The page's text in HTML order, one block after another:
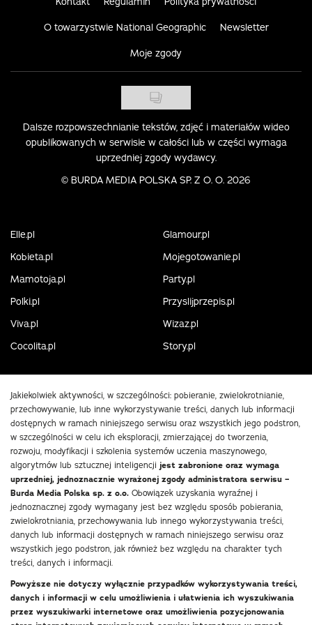
O towarzystwie National Geographic Newsletter
Moje zgody
Dalsze rozpowszechnianie tekstów, zdjęć i materiałów wideo
opublikowanych w serwisie w całości lub w części wymaga
uprzedniej zgody wydawcy.
© BURDA MEDIA POLSKA SP. Z O. O. 2026
Elle.pl
Glamour.pl
Kobieta.pl
Mojegotowanie.pl
Mamotoja.pl
Party.pl
Polki.pl
Przyslijprzepis.pl
Viva.pl
Wizaz.pl
Cocolita.pl
Story.pl
Jakiekolwiek aktywności, w szczególności: pobieranie, zwielokrotnianie,
przechowywanie, lub inne wykorzystywanie treści, danych lub informacji
dostępnych w ramach niniejszego serwisu oraz wszystkich jego podstron,
w szczególności w celu ich eksploracji, zmierzającej do tworzenia,
rozwoju, modyfikacji i szkolenia systemów uczenia maszynowego,
algorytmów lub sztucznej inteligencji jest zabronione oraz wymaga
uprzedniej, jednoznacznie wyrażonej zgody administratora serwisu –
Burda Media Polska sp. z o.o. Obowiązek uzyskania wyraźnej i
jednoznacznej zgody wymagany jest bez względu sposób pobierania,
zwielokrotniania, przechowywania lub innego wykorzystywania treści,
danych lub informacji dostępnych w ramach niniejszego serwisu oraz
wszystkich jego podstron, jak również bez względu na charakter tych
treści, danych i informacji.
Powyższe nie dotyczy wyłącznie przypadków wykorzystywania treści,
danych i informacji w celu umożliwienia i ułatwienia ich wyszukiwania
przez wyszukiwarki internetowe oraz umożliwienia pozycjonowania